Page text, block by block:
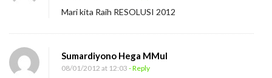
Mari kita Raih RESOLUSI 2012
Sumardiyono Hega MMul
08/01/2012 at 12:03 - Reply